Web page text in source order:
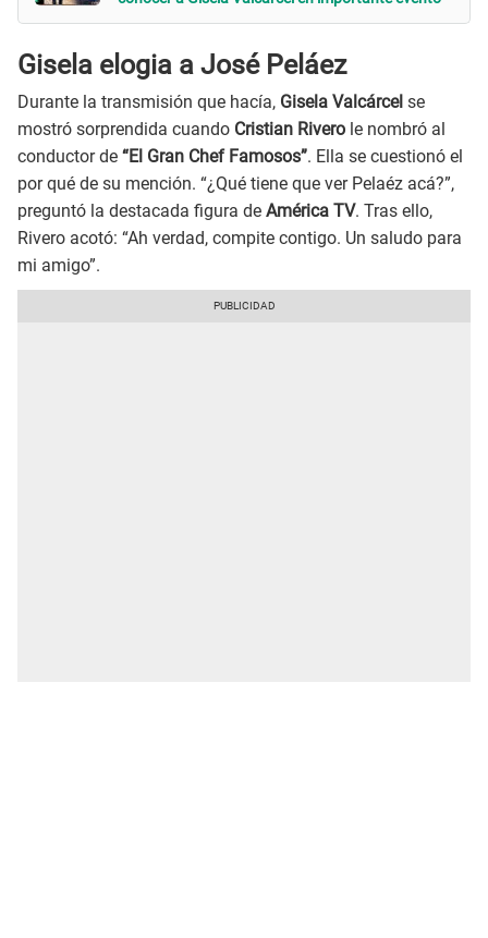
Gisela elogia a José Peláez
Durante la transmisión que hacía, Gisela Valcárcel se
mostró sorprendida cuando Cristian Rivero le nombró al
conductor de “El Gran Chef Famosos”. Ella se cuestionó el
por qué de su mención. “¿Qué tiene que ver Pelaéz acá?”,
preguntó la destacada figura de América TV. Tras ello,
Rivero acotó: “Ah verdad, compite contigo. Un saludo para
mi amigo”.